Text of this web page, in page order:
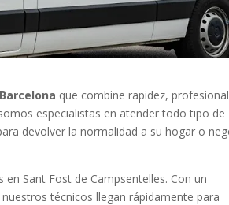
que combine rapidez,
especialistas en atender todo tipo de
devolver la normalidad a su hogar o
Sant Fost de Campsentelles. Con un
técnicos llegan rápidamente para